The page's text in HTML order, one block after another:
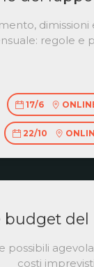
dimissioni
regole e
17/6
22/10
budget del
possibili
costi imprevisti